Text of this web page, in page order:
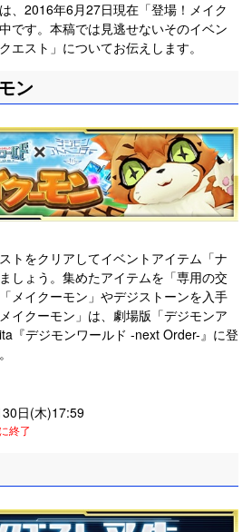
、2016年6月27日現在「登場！メイク
です。本稿では見逃せないそのイベン
エスト」についてお伝えします。
ン
トをクリアしてイベントアイテム「ナ
しょう。集めたアイテムを「専用の交
メイクーモン」やデジストーンを入手
イクーモン」は、劇場版「デジモンア
『デジモンワールド -next Order-』に登
日(木)17:59
終了